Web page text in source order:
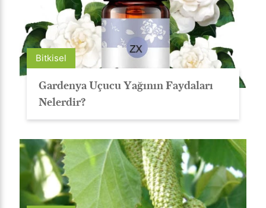
Bitkisel
Gardenya Uçucu Yağının Faydaları
Nelerdir?